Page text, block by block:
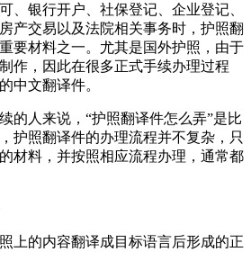
、银行开户、社保登记、企业登记、
产交易以及法院相关事务时，护照翻
要材料之一。尤其是国外护照，由于
作，因此在很多正式手续办理过程
中文翻译件。
的人来说，“护照翻译件怎么弄”是比
护照翻译件的办理流程并不复杂，只
材料，并按照相应流程办理，通常都
上的内容翻译成目标语言后形成的正